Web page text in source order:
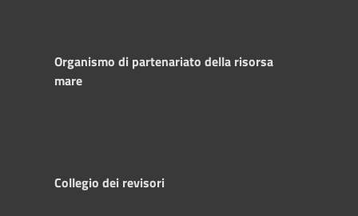
Organismo di partenariato della risorsa
mare
Collegio dei revisori